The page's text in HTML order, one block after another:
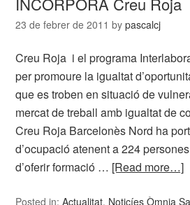
23 de febrer de 2011 bypascalcj
Creu Roja i el programa
per promoure la igualtat
que es troben en situació de
mercat de treball amb igualtat de
Creu Roja Barcelonès Nord ha
d’ocupació atenent a 224
d’oferir formació … [Read more…]
Posted in:Actualitat, Noticíes Òmnia